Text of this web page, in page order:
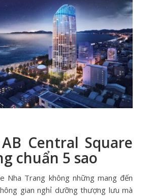
Central Square
chuẩn 5 sao
Nha Trang không những mang đến
gian nghỉ dưỡng thượng lưu mà